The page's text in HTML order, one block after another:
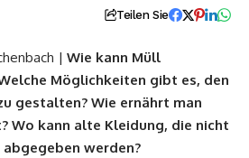
Teilen Sie
| Wie kann Müll
Möglichkeiten gibt es, den
gestalten? Wie ernährt man
Wo kann alte Kleidung, die nicht
werden?